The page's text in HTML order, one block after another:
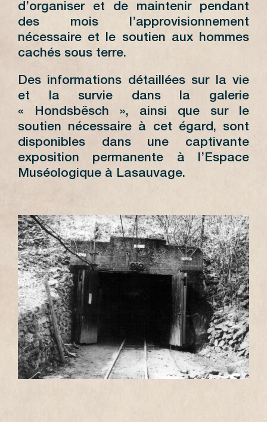
d’organiser et de maintenir pendant
des mois l’approvisionnement
nécessaire et le soutien aux hommes
cachés sous terre.
Des informations détaillées sur la vie
et la survie dans la galerie
« Hondsbësch », ainsi que sur le
soutien nécessaire à cet égard, sont
disponibles dans une captivante
exposition permanente à l’Espace
Muséologique à Lasauvage.